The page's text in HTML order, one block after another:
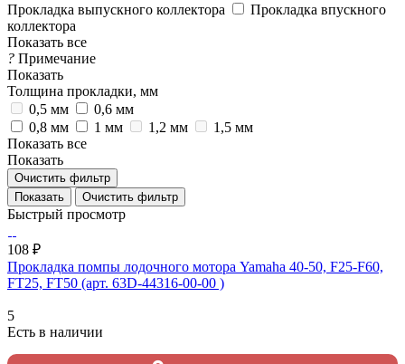
Прокладка выпускного коллектора
Прокладка впускного
коллектора
Показать все
? Примечание
Показать
Толщина прокладки, мм
0,5 мм
0,6 мм
0,8 мм
1 мм 1,2 мм
1,5 мм
Показать все
Показать
Очистить фильтр
Очистить фильтр
Быстрый просмотр
108 ₽
Прокладка помпы лодочного мотора Yamaha 40-50, F25-F60,
FT25, FT50 (арт. 63D-44316-00-00 )
5
Есть в наличии